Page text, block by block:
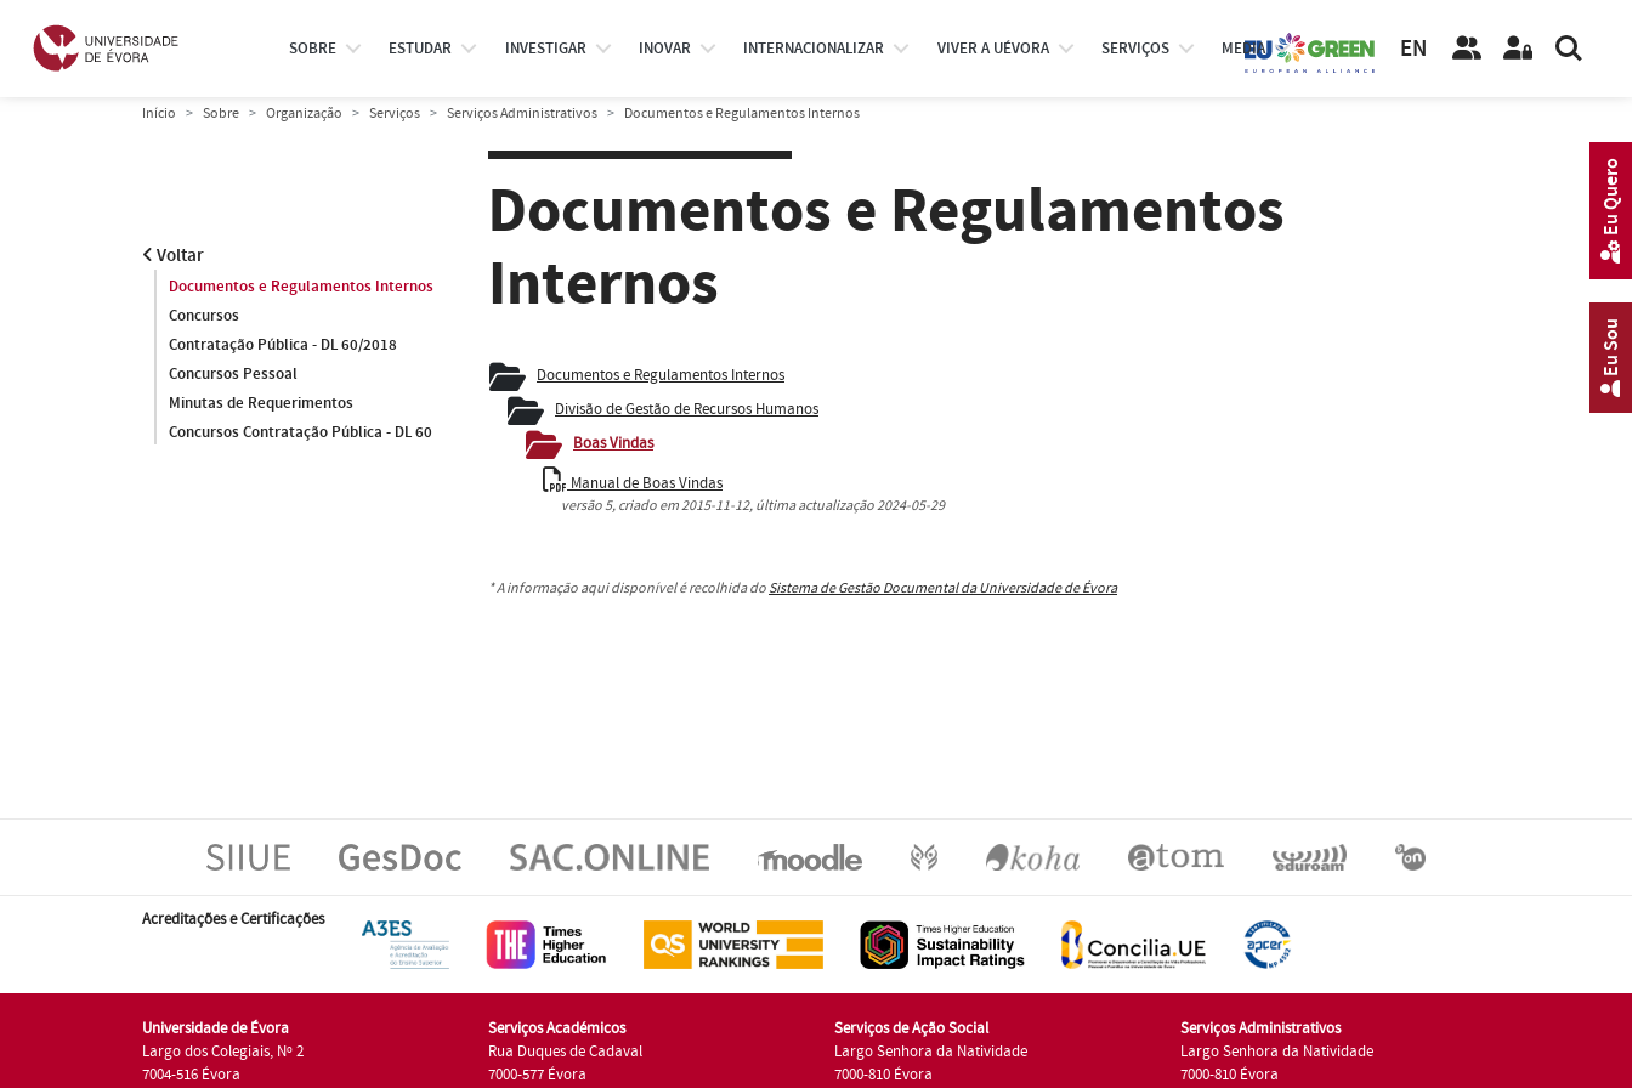
SOBRE ESTUDAR INVESTIGAR INOVAR INTERNACIONALIZAR VIVER A UÉVORA SERVIÇOS MEDIA EN
Início Sobre Organização Serviços Serviços Administrativos Documentos e Regulamentos Internos
Voltar
Documentos e Regulamentos Internos
Concursos
Contratação Pública - DL 60/2018
Concursos Pessoal
Minutas de Requerimentos
Concursos Contratação Pública - DL 60
Documentos e Regulamentos
Internos
Documentos e Regulamentos Internos
Divisão de Gestão de Recursos Humanos
Boas Vindas
Manual de Boas Vindas
versão5, criado em2015-11-12, última actualização2024-05-29
* A informação aqui disponível é recolhida do Sistema de Gestão Documental da Universidade de Évora
Acreditações e Certificações
Universidade de Évora
Largo dos Colegiais, Nº 2
7004-516 Évora
Serviços Académicos
Rua Duques de Cadaval
7000-577 Évora
Serviços de Ação Social
Largo Senhora da Natividade
7000-810 Évora
Serviços Administrativos
Largo Senhora da Natividade
7000-810 Évora
Eu Sou
Eu Quero